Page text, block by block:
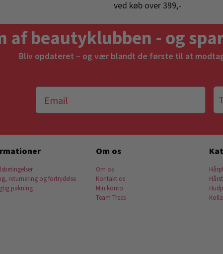
ved køb over 399,-
af beautyklubben - og
Bliv opdateret – og vær blandt de første til at
returnering og fortrydelse
pakning
Om os
Om os
Kontakt os
Min konto
Team Trees